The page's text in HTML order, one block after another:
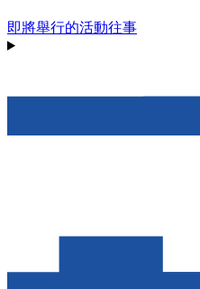
即將舉行的活動往事